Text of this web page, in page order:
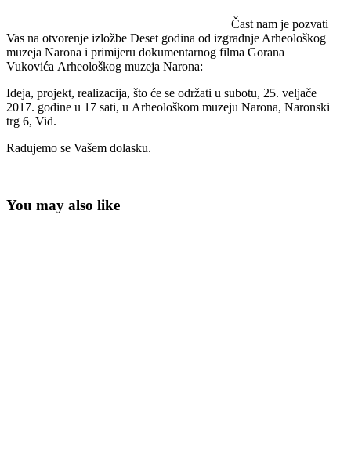
Čast nam je pozvati
Vas na otvorenje izložbe Deset godina od izgradnje Arheološkog
muzeja Narona i primijeru dokumentarnog filma Gorana
Vukovića Arheološkog muzeja Narona:
Ideja, projekt, realizacija, što će se održati u subotu, 25. veljače
2017. godine u 17 sati, u Arheološkom muzeju Narona, Naronski
trg 6, Vid.
Radujemo se Vašem dolasku.
You may also like